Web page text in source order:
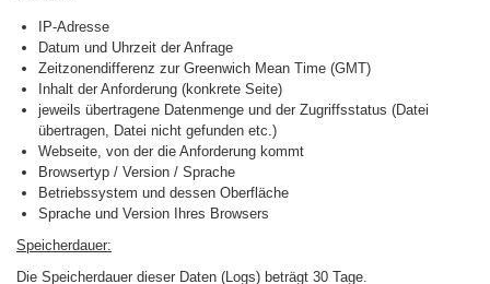
IP-Adresse
Datum und Uhrzeit der Anfrage
Zeitzonendifferenz zur Greenwich Mean Time (GMT)
Inhalt der Anforderung (konkrete Seite)
jeweils übertragene Datenmenge und der Zugriffsstatus (Datei
übertragen, Datei nicht gefunden etc.)
Webseite, von der die Anforderung kommt
Browsertyp / Version / Sprache
Betriebssystem und dessen Oberfläche
Sprache und Version Ihres Browsers
Speicherdauer:
Die Speicherdauer dieser Daten (Logs) beträgt 30 Tage.